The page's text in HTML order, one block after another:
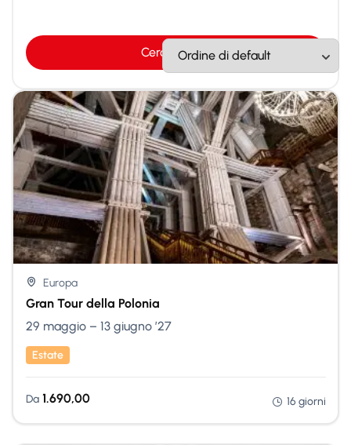
Cerca viaggi
Europa
Gran Tour della Polonia
Nessuna Scelta
29 maggio – 13 giugno ’27
Estate
Da 1.690,00 16 giorni